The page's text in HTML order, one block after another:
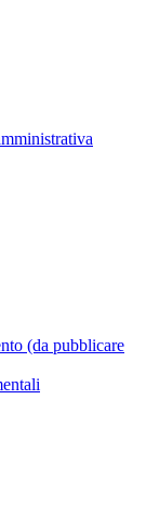
(da pubblicare